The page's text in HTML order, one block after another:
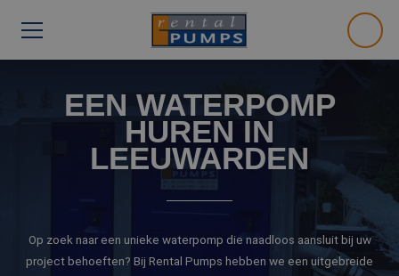
EEN WATERPOMP
HUREN IN
LEEUWARDEN
Op zoek naar een unieke waterpomp die naadloos aansluit bij uw
project behoeften? Bij Rental Pumps hebben we een uitgebreide